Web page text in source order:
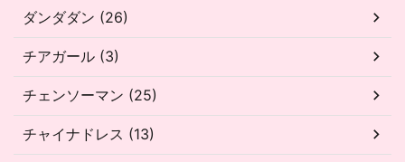
ダンダダン (26)
チアガール (3)
チェンソーマン (25)
チャイナドレス (13)